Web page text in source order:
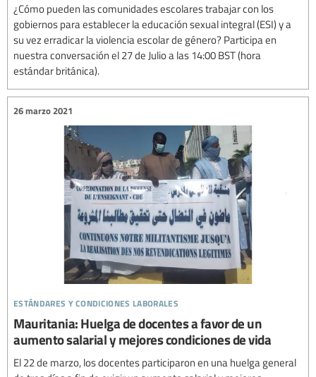
¿Cómo pueden las comunidades escolares trabajar con los
gobiernos para establecer la educación sexual integral (ESI) y a
su vez erradicar la violencia escolar de género? Participa en
nuestra conversación el 27 de Julio a las 14:00 BST (hora
estándar británica).
estándares y condiciones laborales
26 marzo 2021
Mauritania: Huelga de docentes a favor de un
aumento salarial y mejores condiciones de vida
El 22 de marzo, los docentes participaron en una huelga general